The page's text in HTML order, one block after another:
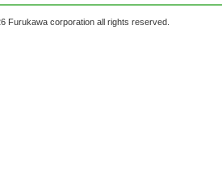
Furukawa corporation all rights reserved.